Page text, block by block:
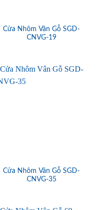
Cửa Nhôm Vân Gỗ SGD-
CNVG-19
Cửa Nhôm Vân Gỗ SGD-
CNVG-35